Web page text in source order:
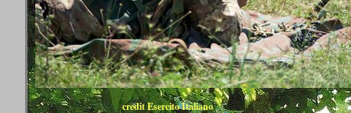
credit Esercito Italiano